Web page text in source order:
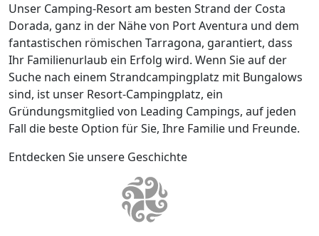
Unser Camping-Resort am besten Strand der Costa
Dorada, ganz in der Nähe von Port Aventura und dem
fantastischen römischen Tarragona, garantiert, dass
Ihr Familienurlaub ein Erfolg wird. Wenn Sie auf der
Suche nach einem Strandcampingplatz mit Bungalows
sind, ist unser Resort-Campingplatz, ein
Gründungsmitglied von Leading Campings, auf jeden
Fall die beste Option für Sie, Ihre Familie und Freunde.
Entdecken Sie unsere Geschichte